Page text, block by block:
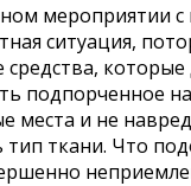
мероприятии
ситуация,
средства,
подпорченное
места и не
ткани. Что